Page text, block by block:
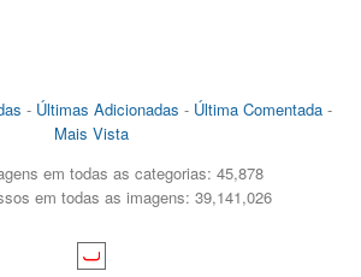
- Últimas Adicionadas - Última Comentada-
Mais Vista
em todas as categorias: 45,878
em todas as imagens: 39,141,026